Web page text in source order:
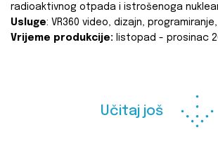
radioaktivnog otpada i istrošenoga
Usluge: VR360 video, dizajn,
Vrijeme produkcije: listopad - prosinac
Učitaj još